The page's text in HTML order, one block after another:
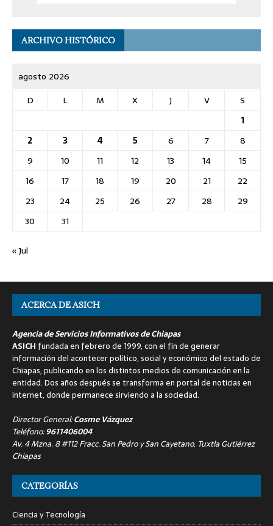
ARCHIVO HISTÓRICO
agosto 2026
D
L M X J V
S
1
2
3 4 5 6 7
8
9
10 11 12 13 14
15
16
17 18 19 20 21
22
23
24 25 26 27 28
29
30
31
« Jul
ACERCA DE ASICH
Agencia de Servicios Informativos de Chiapas
ASICH fundada en febrero de 1999, con el fin de generar
información del acontecer político, social y económico del estado de
Chiapas, publicando en los distintos medios de comunicación en la
entidad. Dos años después se transforma en portal de noticias en
internet, donde permanece sirviendo a la sociedad.
Director General:Cosme Vázquez
Teléfono:9611406004
Av. 4 Mzna. 8 #112 Fracc. San Pedro y San Cayetano, Tuxtla Gutiérrez
Chiapas
CATEGORÍAS
Ciencia y Tecnología